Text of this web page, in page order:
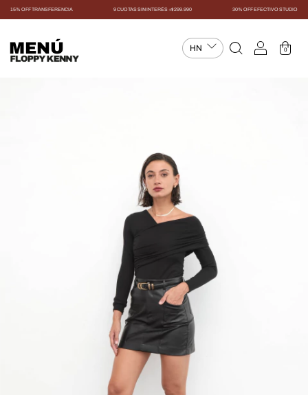
15% OFF TRANSFERENCIA 9 CUOTAS SIN INTERÉS +$299.990 30% OFF EFECTIVO STUDIO
MENÚ 0